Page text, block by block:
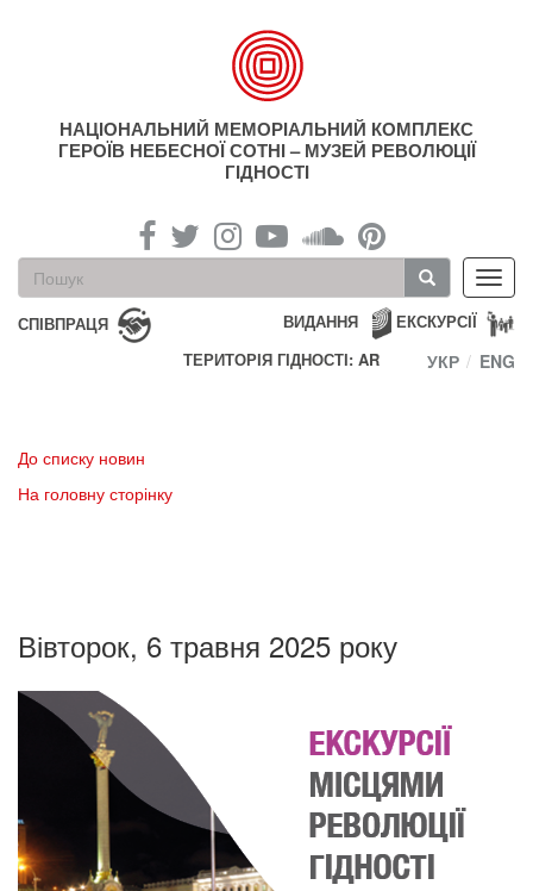
НАЦІОНАЛЬНИЙ МЕМОРІАЛЬНИЙ КОМПЛЕКС
ГЕРОЇВ НЕБЕСНОЇ СОТНІ – МУЗЕЙ РЕВОЛЮЦІЇ
ГІДНОСТІ
Пошукова
форма
Пошук
СПІВПРАЦЯ ЕКСКУРСІЇ
ВИДАННЯ
ТЕРИТОРІЯ ГІДНОСТІ: AR
УКР ENG
До списку новин
На головну сторінку
Вівторок, 6 травня 2025 року